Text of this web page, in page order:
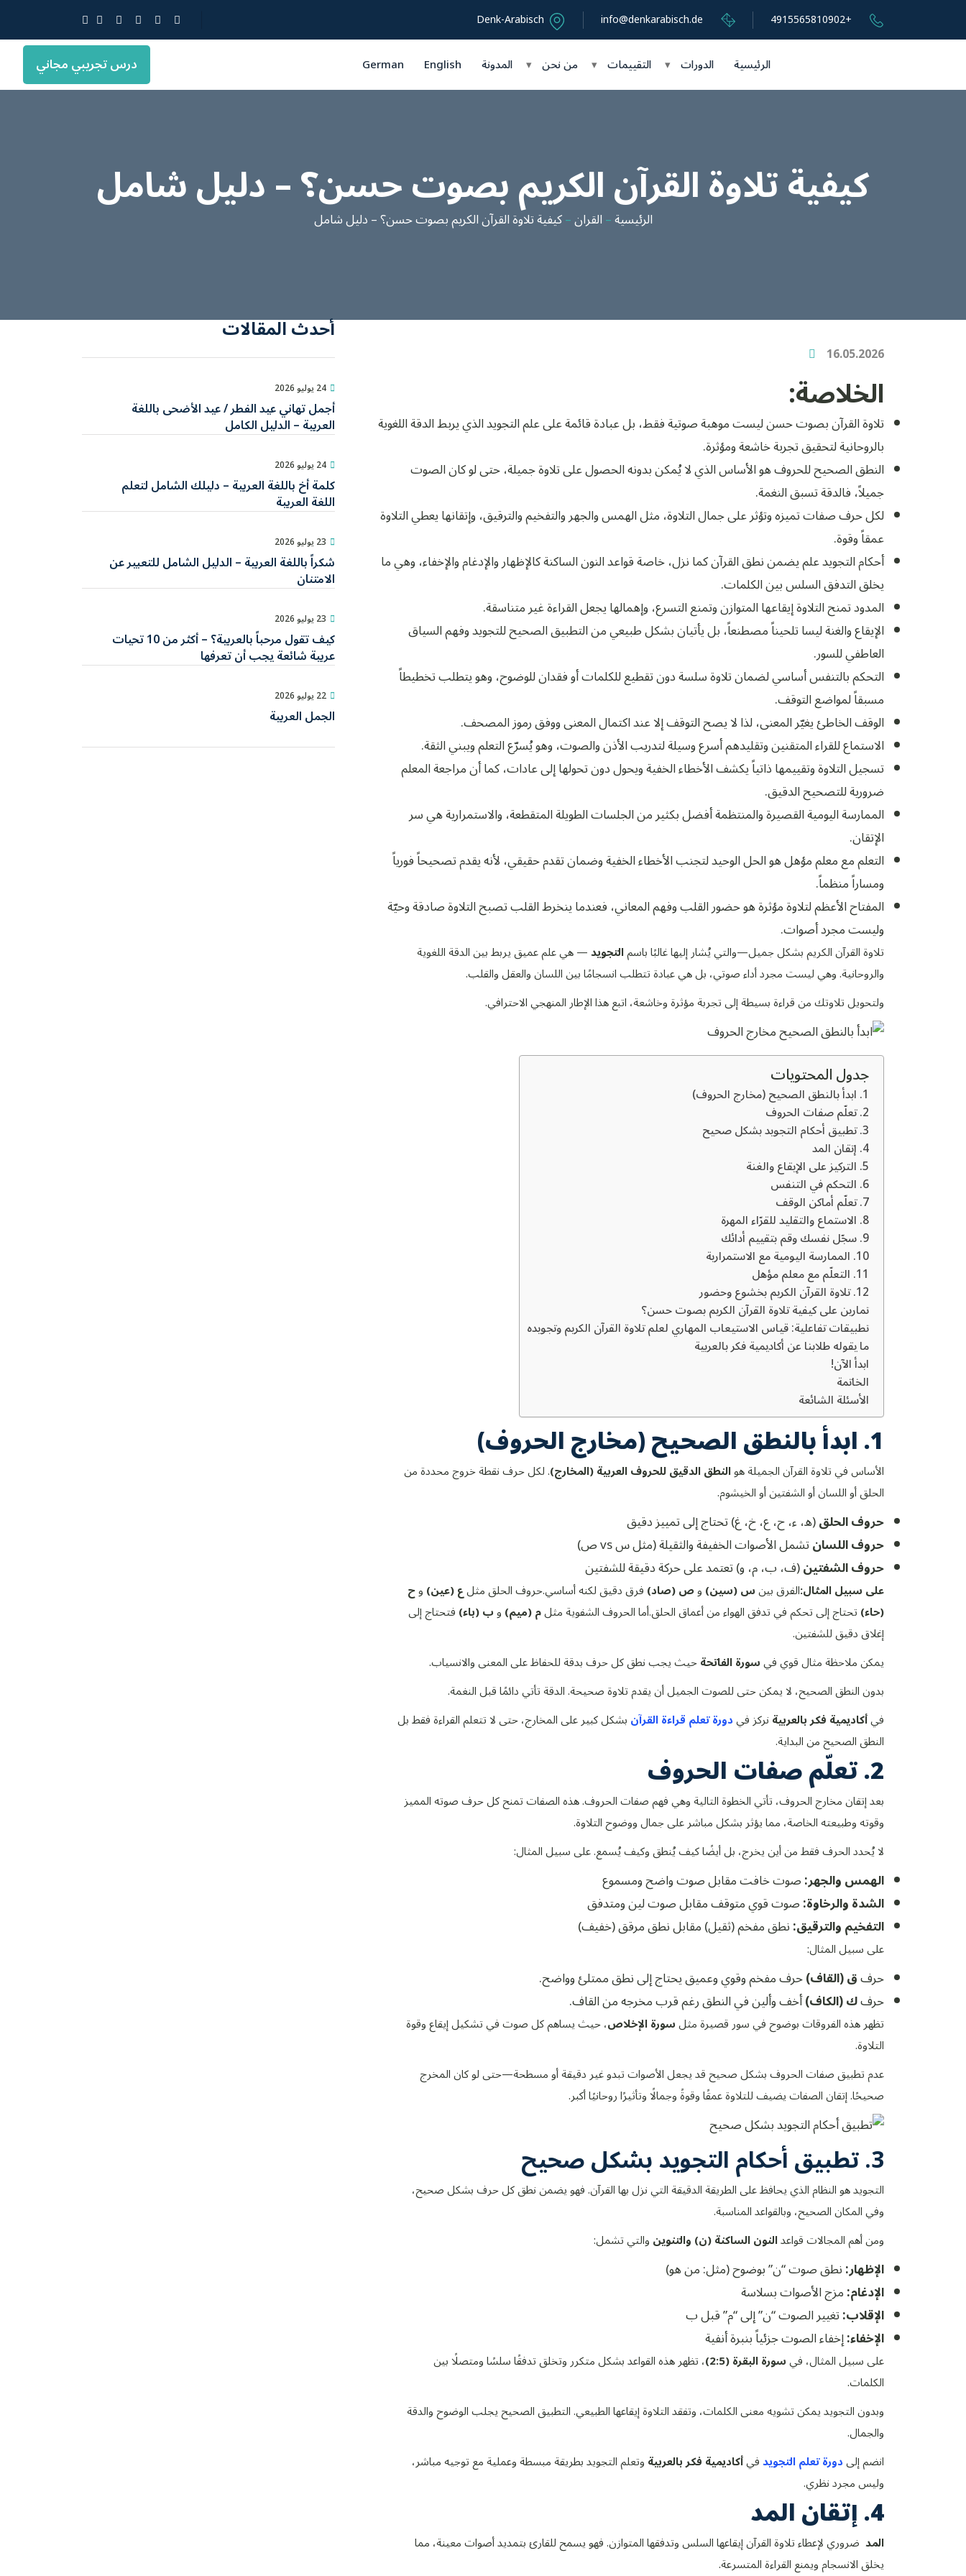
+4915565810902
info@denkarabisch.de
Denk-Arabisch
الرئيسية الدورات ▾ التقييمات ▾ من نحن ▾ المدونة English
German درس تجريبي مجاني
كيفية تلاوة القرآن الكريم بصوت حسن؟ – دليل شامل
الرئيسية–القران–كيفية تلاوة القرآن الكريم بصوت حسن؟ – دليل شامل
16.05.2026
الخلاصة:
تلاوة القرآن بصوت حسن ليست موهبة صوتية فقط، بل عبادة قائمة على علم التجويد الذي يربط الدقة اللغوية
بالروحانية لتحقيق تجربة خاشعة ومؤثرة.
النطق الصحيح للحروف هو الأساس الذي لا يُمكن بدونه الحصول على تلاوة جميلة، حتى لو كان الصوت
جميلاً، فالدقة تسبق النغمة.
لكل حرف صفات تميزه وتؤثر على جمال التلاوة، مثل الهمس والجهر والتفخيم والترقيق، وإتقانها يعطي التلاوة
عمقاً وقوة.
أحكام التجويد علم يضمن نطق القرآن كما نزل، خاصة قواعد النون الساكنة كالإظهار والإدغام والإخفاء، وهي ما
يخلق التدفق السلس بين الكلمات.
المدود تمنح التلاوة إيقاعها المتوازن وتمنع التسرع، وإهمالها يجعل القراءة غير متناسقة.
الإيقاع والغنة ليسا تلحيناً مصطنعاً، بل يأتيان بشكل طبيعي من التطبيق الصحيح للتجويد وفهم السياق
العاطفي للسور.
التحكم بالتنفس أساسي لضمان تلاوة سلسة دون تقطيع للكلمات أو فقدان للوضوح، وهو يتطلب تخطيطاً
مسبقاً لمواضع التوقف.
الوقف الخاطئ يغيّر المعنى، لذا لا يصح التوقف إلا عند اكتمال المعنى ووفق رموز المصحف.
الاستماع للقراء المتقنين وتقليدهم أسرع وسيلة لتدريب الأذن والصوت، وهو يُسرّع التعلم ويبني الثقة.
تسجيل التلاوة وتقييمها ذاتياً يكشف الأخطاء الخفية ويحول دون تحولها إلى عادات، كما أن مراجعة المعلم
ضرورية للتصحيح الدقيق.
الممارسة اليومية القصيرة والمنتظمة أفضل بكثير من الجلسات الطويلة المتقطعة، والاستمرارية هي سر
الإتقان.
التعلم مع معلم مؤهل هو الحل الوحيد لتجنب الأخطاء الخفية وضمان تقدم حقيقي، لأنه يقدم تصحيحاً فورياً
ومساراً منظماً.
المفتاح الأعظم لتلاوة مؤثرة هو حضور القلب وفهم المعاني، فعندما ينخرط القلب تصبح التلاوة صادقة وحيّة
وليست مجرد أصوات.
تلاوة القرآن الكريم بشكل جميل—والتي يُشار إليها غالبًا باسمالتجويد— هي علم عميق يربط بين الدقة اللغوية
والروحانية. وهي ليست مجرد أداء صوتي، بل هي عبادة تتطلب انسجامًا بين اللسان والعقل والقلب.
ولتحويل تلاوتك من قراءة بسيطة إلى تجربة مؤثرة وخاشعة، اتبع هذا الإطار المنهجي الاحترافي.
جدول المحتويات
1. ابدأ بالنطق الصحيح (مخارج الحروف)
2. تعلّم صفات الحروف
3. تطبيق أحكام التجويد بشكل صحيح
4. إتقان المد
5. التركيز على الإيقاع والغنة
6. التحكم في التنفس
7. تعلّم أماكن الوقف
8. الاستماع والتقليد للقرّاء المهرة
9. سجّل نفسك وقم بتقييم أدائك
10. الممارسة اليومية مع الاستمرارية
11. التعلّم مع معلم مؤهل
12. تلاوة القرآن الكريم بخشوع وحضور
تمارين على كيفية تلاوة القرآن الكريم بصوت حسن؟
تطبيقات تفاعلية: قياس الاستيعاب المهاري لعلم تلاوة القرآن الكريم وتجويده
ما يقوله طلابنا عن أكاديمية فكر بالعربية
ابدأ الآن!
الخاتمة
الأسئلة الشائعة
1. ابدأ بالنطق الصحيح (مخارج الحروف)
الأساس في تلاوة القرآن الجميلة هوالنطق الدقيق للحروف العربية (المخارج). لكل حرف نقطة خروج محددة من
الحلق أو اللسان أو الشفتين أو الخيشوم.
حروف الحلق(ه، ء، ح، ع، خ، غ) تحتاج إلى تمييز دقيق
حروف اللسانتشمل الأصوات الخفيفة والثقيلة (مثل س vs ص)
حروف الشفتين(ف، ب، م، و) تعتمد على حركة دقيقة للشفتين
على سبيل المثال:الفرق بينس (سين)وص (صاد)فرق دقيق لكنه أساسي.حروف الحلق مثلع (عين)وح
(حاء)تحتاج إلى تحكم في تدفق الهواء من أعماق الحلق.أما الحروف الشفوية مثلم (ميم)وب (باء)فتحتاج إلى
إغلاق دقيق للشفتين.
يمكن ملاحظة مثال قوي فيسورة الفاتحةحيث يجب نطق كل حرف بدقة للحفاظ على المعنى والانسياب.
بدون النطق الصحيح، لا يمكن حتى للصوت الجميل أن يقدم تلاوة صحيحة. الدقة تأتي دائمًا قبل النغمة.
فيأكاديمية فكر بالعربيةنركز فيدورة تعلم قراءة القرآنبشكل كبير على المخارج، حتى لا تتعلم القراءة فقط بل
النطق الصحيح من البداية.
2. تعلّم صفات الحروف
بعد إتقان مخارج الحروف، تأتي الخطوة التالية وهي فهم صفات الحروف. هذه الصفات تمنح كل حرف صوته المميز
وقوته وطبيعته الخاصة، مما يؤثر بشكل مباشر على جمال ووضوح التلاوة.
لا يُحدد الحرف فقط من أين يخرج، بل أيضًا كيف يُنطق وكيف يُسمع. على سبيل المثال:
الهمس والجهر:صوت خافت مقابل صوت واضح ومسموع
الشدة والرخاوة:صوت قوي متوقف مقابل صوت لين ومتدفق
التفخيم والترقيق:نطق مفخم (ثقيل) مقابل نطق مرقق (خفيف)
على سبيل المثال:
حرفق (القاف)حرف مفخم وقوي وعميق يحتاج إلى نطق ممتلئ وواضح.
حرفك (الكاف)أخف وألين في النطق رغم قرب مخرجه من القاف.
تظهر هذه الفروقات بوضوح في سور قصيرة مثلسورة الإخلاص، حيث يساهم كل صوت في تشكيل إيقاع وقوة
التلاوة.
عدم تطبيق صفات الحروف بشكل صحيح قد يجعل الأصوات تبدو غير دقيقة أو مسطحة—حتى لو كان المخرج
صحيحًا. إتقان الصفات يضيف للتلاوة عمقًا وقوةً وجمالًا وتأثيرًا روحانيًا أكبر.
3. تطبيق أحكام التجويد بشكل صحيح
التجويد هو النظام الذي يحافظ على الطريقة الدقيقة التي نزل بها القرآن. فهو يضمن نطق كل حرف بشكل صحيح،
وفي المكان الصحيح، وبالقواعد المناسبة.
ومن أهم المجالات قواعدالنون الساكنة (ن) والتنوينوالتي تشمل:
الإظهار:نطق صوت “ن” بوضوح (مثل: من هو)
الإدغام:مزج الأصوات بسلاسة
الإقلاب:تغيير الصوت “ن” إلى “م” قبل ب
الإخفاء:إخفاء الصوت جزئياً بنبرة أنفية
على سبيل المثال، فيسورة البقرة (2:5)
، تظهر هذه القواعد بشكل متكرر وتخلق تدفقًا سلسًا ومتصلًا بين
الكلمات.
وبدون التجويد يمكن تشويه معنى الكلمات، وتفقد التلاوة إيقاعها الطبيعي. التطبيق الصحيح يجلب الوضوح والدقة
والجمال.
انضم إلىدورة تعلم التجويدفيأكاديمية فكر بالعربيةوتعلم التجويد بطريقة مبسطة وعملية مع توجيه مباشر،
وليس مجرد نظري.
4. إتقان المد
المد ضروري لإعطاء تلاوة القرآن إيقاعها السلس وتدفقها المتوازن. فهو يسمح للقارئ بتمديد أصوات معينة، مما
يخلق الانسجام ويمنع القراءة المتسرعة.
أحدث المقالات
24 يوليو 2026
أجمل تهاني عيد الفطر / عيد الأضحى باللغة
العربية – الدليل الكامل
24 يوليو 2026
كلمة أخ باللغة العربية – دليلك الشامل لتعلم
اللغة العربية
23 يوليو 2026
شكراً باللغة العربية – الدليل الشامل للتعبير عن
الامتنان
23 يوليو 2026
كيف تقول مرحباً بالعربية؟ – أكثر من 10 تحيات
عربية شائعة يجب أن تعرفها
22 يوليو 2026
الجمل العربية